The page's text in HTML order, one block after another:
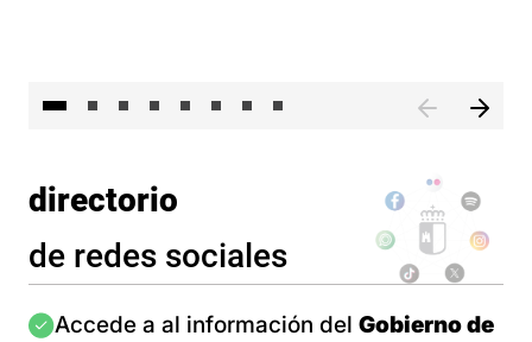
directorio
de redes sociales
Imagen
Accede a al información del Gobierno de